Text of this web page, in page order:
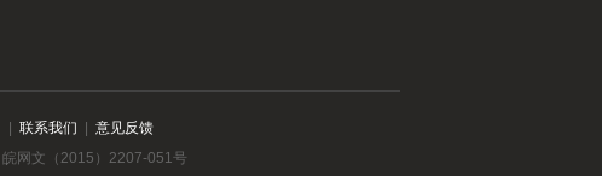
联系我们
意见反馈
皖网文（2015）2207-051号